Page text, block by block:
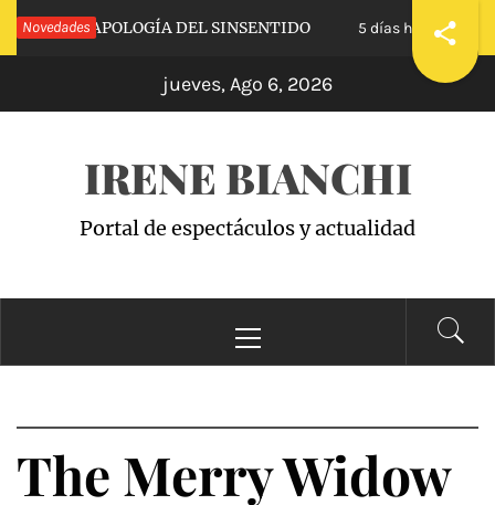
Saltar
al
NovedadesAPOLOGÍA DEL SINSENTIDO 5 días hace
jueves, Ago 6, 2026
IRENE BIANCHI
Portal de espectáculos y actualidad
principal
The Merry Widow